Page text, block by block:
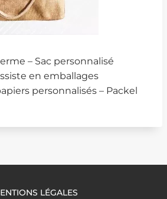
– Sac personnalisé
en emballages
personnalisés – Packel
LÉGALES